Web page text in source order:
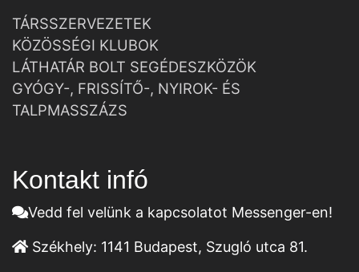
TÁRSSZERVEZETEK
KÖZÖSSÉGI KLUBOK
LÁTHATÁR BOLT SEGÉDESZKÖZÖK
GYÓGY-, FRISSÍTŐ-, NYIROK- ÉS
TALPMASSZÁZS
Kontakt infó
Vedd fel velünk a kapcsolatot Messenger-en!
Székhely: 1141 Budapest, Szugló utca 81.